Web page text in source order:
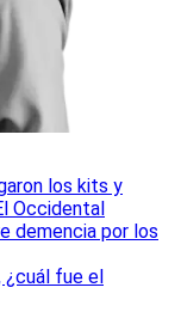
los kits y
Occidental
demencia por los
¿cuál fue el